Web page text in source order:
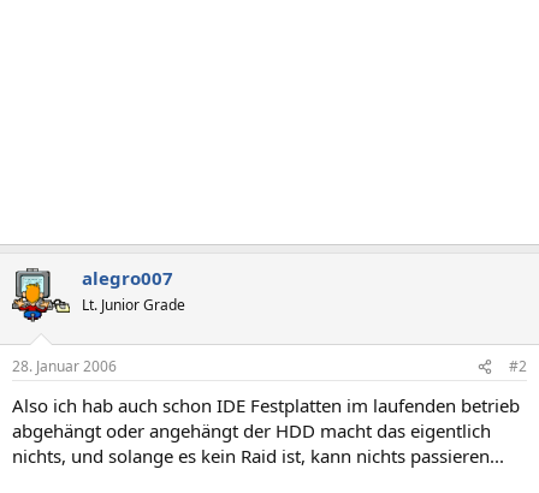
alegro007
Lt. Junior Grade
28. Januar 2006 #2
Also ich hab auch schon IDE Festplatten im laufenden betrieb
abgehängt oder angehängt der HDD macht das eigentlich
nichts, und solange es kein Raid ist, kann nichts passieren...